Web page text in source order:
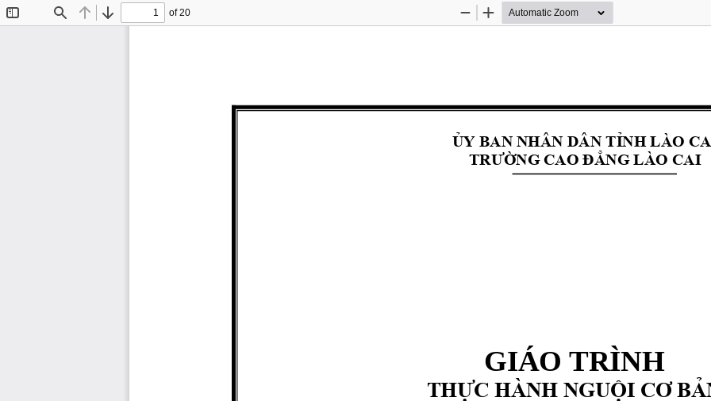
Find Previous
Next
of 20
Zoom
Zoom
ỦY BAN NHÂN DÂN TỈNH LÀO
TRƯỜNG CAO ĐẲNG LÀO CAI
GIÁO TRÌNH
THỰC HÀNH NGUỘI CƠ